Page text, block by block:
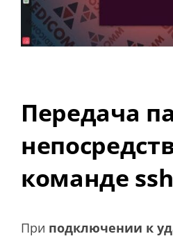
Передача
команде
При подключении к